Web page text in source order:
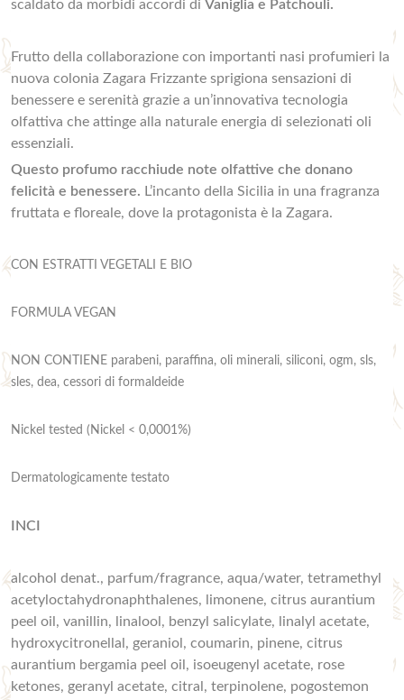
scaldato da morbidi accordi di Vaniglia e Patchouli.
Frutto della collaborazione con importanti nasi profumieri la
nuova colonia Zagara Frizzante sprigiona sensazioni di
benessere e serenità grazie a un’innovativa tecnologia
olfattiva che attinge alla naturale energia di selezionati oli
essenziali.
Questo profumo racchiude note olfattive che donano
felicità e benessere. L’incanto della Sicilia in una fragranza
fruttata e floreale, dove la protagonista è la Zagara.
CON ESTRATTI VEGETALI E BIO
FORMULA VEGAN
NON CONTIENE parabeni, paraffina, oli minerali, siliconi, ogm, sls,
sles, dea, cessori di formaldeide
Nickel tested (Nickel < 0,0001%)
Dermatologicamente testato
INCI
alcohol denat., parfum/fragrance, aqua/water, tetramethyl
acetyloctahydronaphthalenes, limonene, citrus aurantium
peel oil, vanillin, linalool, benzyl salicylate, linalyl acetate,
hydroxycitronellal, geraniol, coumarin, pinene, citrus
aurantium bergamia peel oil, isoeugenyl acetate, rose
ketones, geranyl acetate, citral, terpinolene, pogostemon